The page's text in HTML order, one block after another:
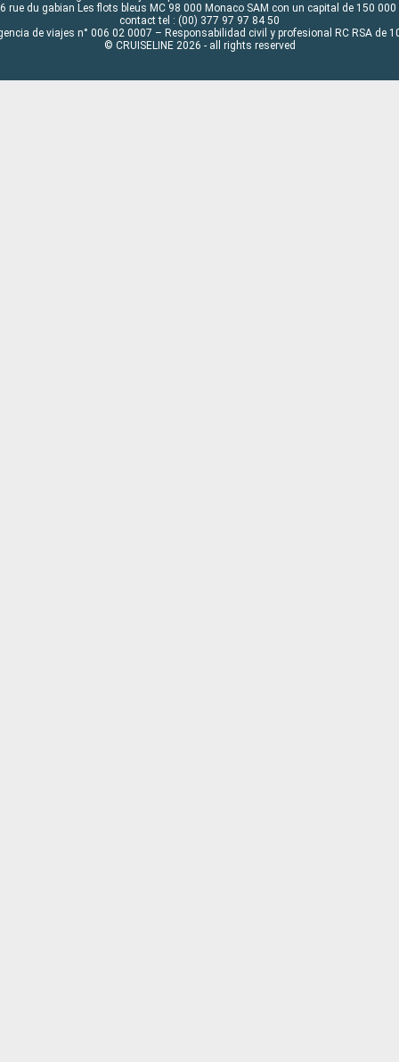
rue du gabian Les flots bleus MC 98 000 Monaco SAM con un capital de 150 000
contact tel : (00) 377 97 97 84 50
de viajes n° 006 02 0007 – Responsabilidad civil y profesional RC RSA de
© CRUISELINE 2026 - all rights reserved